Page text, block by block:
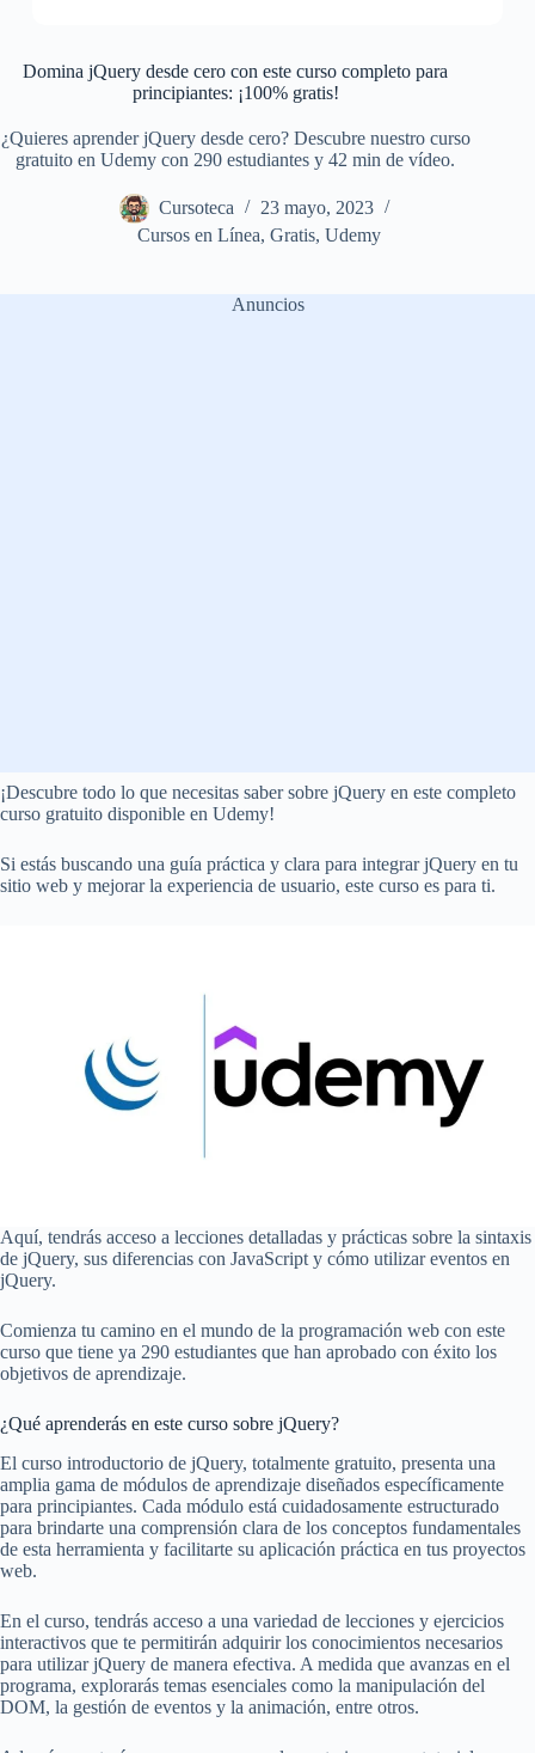
Domina jQuery desde cero con este curso completo para
principiantes: ¡100% gratis!
¿Quieres aprender jQuery desde cero? Descubre nuestro curso
gratuito en Udemy con 290 estudiantes y 42 min de vídeo.
Cursoteca
23 mayo, 2023
Cursos en Línea,Gratis,Udemy
Anuncios
¡Descubre todo lo que necesitas saber sobre jQuery en este completo
curso gratuito disponible en Udemy!
Si estás buscando una guía práctica y clara para integrar jQuery en tu
sitio web y mejorar la experiencia de usuario, este curso es para ti.
Aquí, tendrás acceso a lecciones detalladas y prácticas sobre la sintaxis
de jQuery, sus diferencias con JavaScript y cómo utilizar eventos en
jQuery.
Comienza tu camino en el mundo de la programación web con este
curso que tiene ya 290 estudiantes que han aprobado con éxito los
objetivos de aprendizaje.
¿Qué aprenderás en este curso sobre jQuery?
El curso introductorio de jQuery, totalmente gratuito, presenta una
amplia gama de módulos de aprendizaje diseñados específicamente
para principiantes. Cada módulo está cuidadosamente estructurado
para brindarte una comprensión clara de los conceptos fundamentales
de esta herramienta y facilitarte su aplicación práctica en tus proyectos
web.
En el curso, tendrás acceso a una variedad de lecciones y ejercicios
interactivos que te permitirán adquirir los conocimientos necesarios
para utilizar jQuery de manera efectiva. A medida que avanzas en el
programa, explorarás temas esenciales como la manipulación del
DOM, la gestión de eventos y la animación, entre otros.